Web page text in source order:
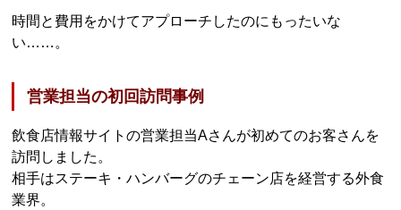
時間と費用をかけてアプローチしたのにもったいな
い……。
営業担当の初回訪問事例
飲食店情報サイトの営業担当Aさんが初めてのお客さんを
訪問しました。
相手はステーキ・ハンバーグのチェーン店を経営する外食
業界。